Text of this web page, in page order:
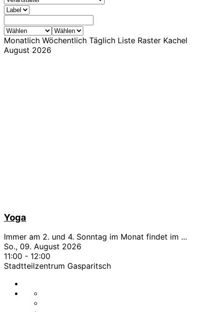
Monatlich Wöchentlich Täglich Liste Raster Kachel
August 2026
Yoga
Immer am 2. und 4. Sonntag im Monat findet im ...
So., 09. August 2026
11:00 - 12:00
Stadtteilzentrum Gasparitsch